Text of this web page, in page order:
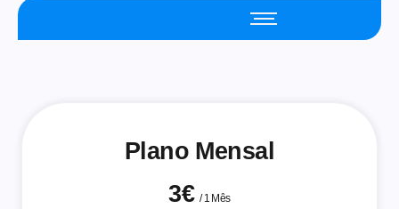
Plano Mensal
3€ /1 Mês